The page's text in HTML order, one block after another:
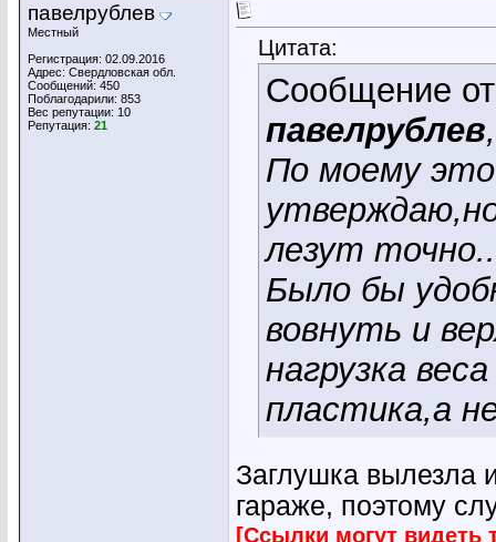
павелрублев
Местный
Регистрация: 02.09.2016
Адрес: Свердловская обл.
Сообщений: 450
Поблагодарили: 853
Вес репутации: 10
Репутация: 21
Цитата:
Сообщение
павелрублев,
По моему это
лезут
Было бы
вовнуть и
нагрузка
пластика,а
Заглушка вылезла
гараже, поэтому
[Ссылки могут видеть